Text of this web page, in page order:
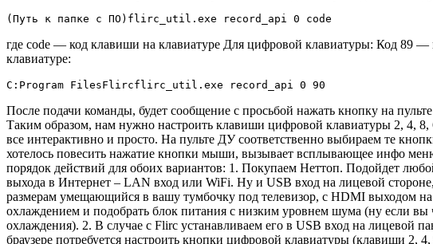
(Путь к папке с ПО)flirc_util.exe record_api 0 code
где code — код клавиши на клавиатуре Для цифровой клавиатуры: Код 89
клавиатуре:
C:Program FilesFlircflirc_util.exe record_api 0 90
После подачи команды, будет сообщение с просьбой нажать кнопку на
Таким образом, нам нужно настроить клавиши цифровой клавиатуры 2, 4,
все интерактивно и просто. На пульте ДУ соответственно выбираем те
хотелось повесить нажатие кнопки мыши, вызывает всплывающее инфо
порядок действий для обоих вариантов: 1. Покупаем Неттоп. Подойдет
выхода в Интернет – LAN вход или WiFi. Ну и USB вход на лицевой
размерам умещающийся в вашу тумбочку под телевизор, с HDMI выходом
охлаждением и подобрать блок питания с низким уровнем шума (ну если
охлаждения). 2. В случае с Flirc устанавливаем его в USB вход на лицевой
браузере потребуется настроить кнопки цифровой клавиатуры (клавиши